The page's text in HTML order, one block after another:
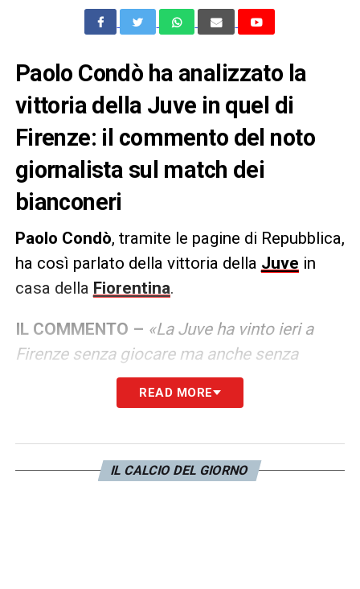
Paolo Condò ha analizzato la
vittoria della Juve in quel di
Firenze: il commento del noto
giornalista sul match dei
bianconeri
Paolo Condò, tramite le pagine di Repubblica,
ha così parlato della vittoria della Juve in
casa della Fiorentina.
IL COMMENTO – «La Juve ha vinto ieri a
Firenze senza giocare ma anche senza
soffrire, perché a dispetto dei sessanta fra
tiri, cross e tentativi vari non c’è mai stato un
vicina al pareggio».
READ MORE
IL CALCIO DEL GIORNO